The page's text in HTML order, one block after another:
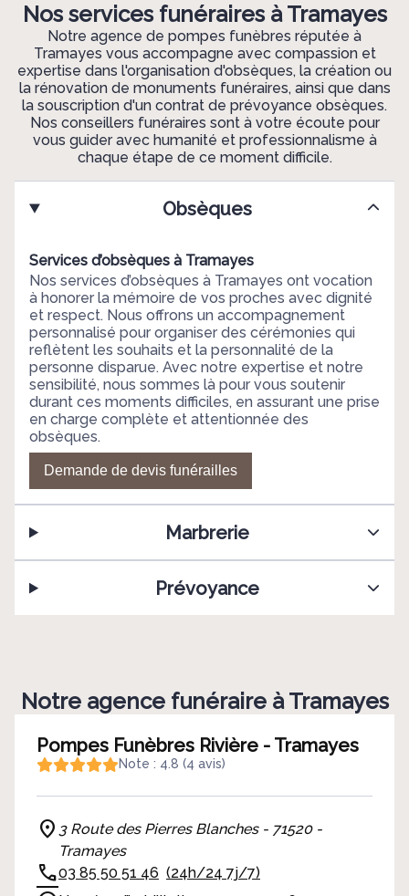
Nos services funéraires à Tramayes
Notre agence de pompes funèbres réputée à
Tramayes vous accompagne avec compassion et
expertise dans l'organisation d'obsèques, la création ou
la rénovation de monuments funéraires, ainsi que dans
la souscription d'un contrat de prévoyance obsèques.
Nos conseillers funéraires sont à votre écoute pour
vous guider avec humanité et professionnalisme à
chaque étape de ce moment difficile.
Obsèques
Services d’obsèques à Tramayes
Nos services d’obsèques à Tramayes ont vocation
à honorer la mémoire de vos proches avec dignité
et respect. Nous offrons un accompagnement
personnalisé pour organiser des cérémonies qui
reflètent les souhaits et la personnalité de la
personne disparue. Avec notre expertise et notre
sensibilité, nous sommes là pour vous soutenir
durant ces moments difficiles, en assurant une prise
en charge complète et attentionnée des
obsèques.
Demande de devis funérailles
Marbrerie
Prévoyance
Notre agence funéraire à Tramayes
Pompes Funèbres Rivière - Tramayes
Note : 4.8 (4 avis)
3 Route des Pierres Blanches - 71520 -
Tramayes
03 85 50 51 46 (24h/24 7j/7)